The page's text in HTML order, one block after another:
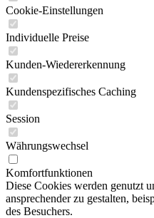
Cookie-Einstellungen
Individuelle Preise
Kunden-Wiedererkennung
Kundenspezifisches Caching
Session
Währungswechsel
Komfortfunktionen
Diese Cookies werden genutzt
ansprechender zu gestalten,
des Besuchers.